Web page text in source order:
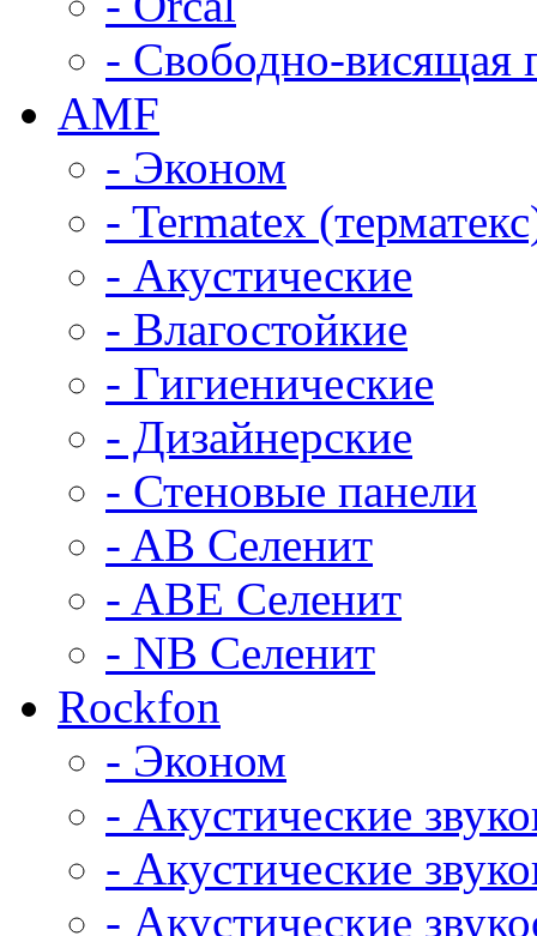
- Свободно-висящая
AMF
- Эконом
- Termatex
- Акустические
- Влагостойкие
- Гигиенические
- Дизайнерские
- Стеновые панели
- AB Селенит
- ABE Селенит
- NB Селенит
Rockfon
- Эконом
- Акустические
- Акустические
- Акустические